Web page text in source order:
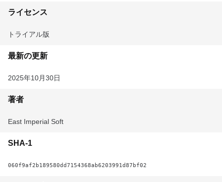
ライセンス
トライアル版
最新の更新
2025年10月30日
著者
East Imperial Soft
SHA-1
060f9af2b189580dd7154368ab6203991d87bf02